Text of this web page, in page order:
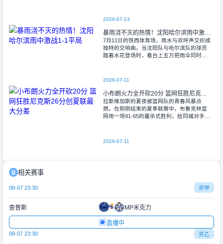
2026-07-13
暴雨浇不灭的热情！沈阳哈尔滨雨中激战1-1平局
7月11日的铁西体育场，雨水与欢呼声交织成
独特的交响曲。当沈阳队与哈尔滨队的球员
踏着水花登场时，看台上五万把雨伞同时收
2026-07-11
小布朗火力全开砍20分 篮网狂胜尼克斯26分创夏联最大分差
拉斯维加斯的夏夜被篮网队的青春风暴点
燃。在刚刚结束的夏季联赛中，布鲁克林篮
网用一场91-65的屠杀式胜利，给同城对手尼
2026-07-11
相关赛事
08-07 23:30 芬甲
查普斯 MP米克力
直播中
08-07 23:30 芬乙